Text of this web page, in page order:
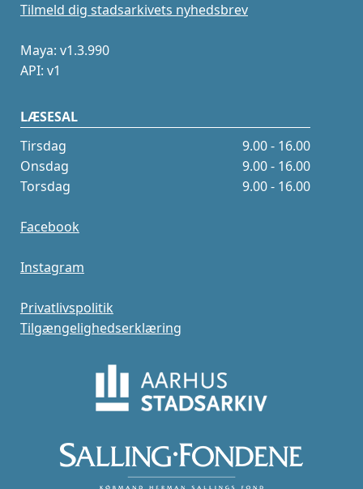
Tilmeld dig stadsarkivets nyhedsbrev
Maya: v1.3.990
API: v1
LÆSESAL
Tirsdag
9.00 - 16.00
Onsdag
9.00 - 16.00
Torsdag
9.00 - 16.00
Facebook
Instagram
Privatlivspolitik
Tilgængelighedserklæring